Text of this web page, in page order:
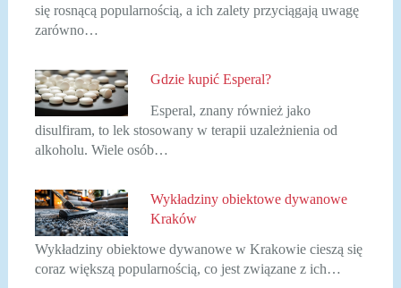
się rosnącą popularnością, a ich zalety przyciągają uwagę
zarówno…
Gdzie kupić Esperal?
Esperal, znany również jako
disulfiram, to lek stosowany w terapii uzależnienia od
alkoholu. Wiele osób…
Wykładziny obiektowe dywanowe
Kraków
Wykładziny obiektowe dywanowe w Krakowie cieszą się
coraz większą popularnością, co jest związane z ich…